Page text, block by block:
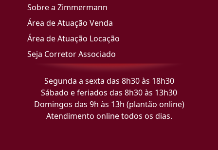
Sobre a Zimmermann
Área de Atuação Venda
Área de Atuação Locação
Seja Corretor Associado
Segunda a sexta das 8h30 às 18h30
Sábado e feriados das 8h30 às 13h30
Domingos das 9h às 13h (plantão online)
Atendimento online todos os dias.